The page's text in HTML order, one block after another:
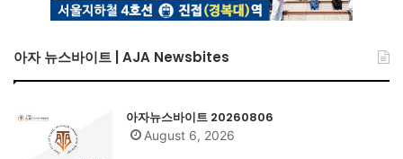
아자 뉴스바이트 | AJA Newsbites
아자뉴스바이트 20260806
August 6, 2026